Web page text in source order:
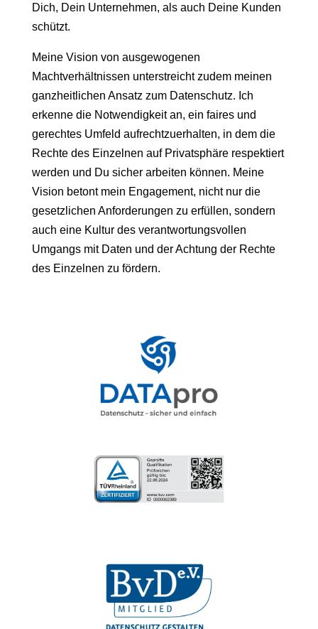
Dich, Dein Unternehmen, als auch Deine Kunden
schützt.
Meine Vision von ausgewogenen
Machtverhältnissen unterstreicht zudem meinen
ganzheitlichen Ansatz zum Datenschutz. Ich
erkenne die Notwendigkeit an, ein faires und
gerechtes Umfeld aufrechtzuerhalten, in dem die
Rechte des Einzelnen auf Privatsphäre respektiert
werden und Du sicher arbeiten können. Meine
Vision betont mein Engagement, nicht nur die
gesetzlichen Anforderungen zu erfüllen, sondern
auch eine Kultur des verantwortungsvollen
Umgangs mit Daten und der Achtung der Rechte
des Einzelnen zu fördern.